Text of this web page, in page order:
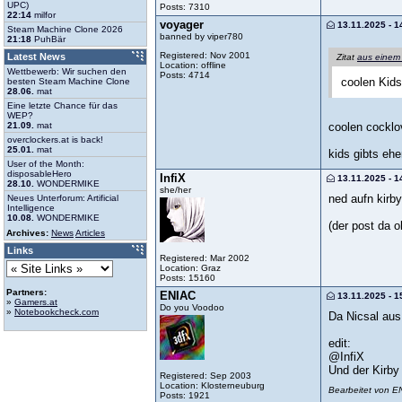
Posts: 7310
voyager
banned by viper780
Registered: Nov 2001
Location: offline
Posts: 4714
13.11.2025 -
Zitat aus einem
coolen Kids
coolen
kids gibts
InfiX
she/her
Registered: Mar 2002
Location: Graz
Posts: 15160
13.11.2025 -
ned aufn
(der post da
ENIAC
Do you Voodoo
Registered: Sep 2003
Location: Klosterneuburg
Posts: 1921
13.11.2025 -
Da Nicsal
edit:
@InfiX
Und der
Bearbeitet von
UPC)
22:14 milfor
Steam Machine Clone 2026
21:18 PuhBär
Latest News
Wettbewerb: Wir suchen den
besten Steam Machine Clone
28.06. mat
Eine letzte Chance für das
WEP?
21.09. mat
overclockers.at is back!
25.01.
mat
User of the Month:
disposableHero
28.10. WONDERMIKE
Neues Unterforum: Artificial
Intelligence
10.08. WONDERMIKE
Archives: NewsArticles
Links
Partners:
» Gamers.at
» Notebookcheck.com